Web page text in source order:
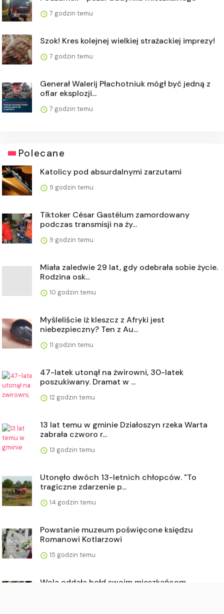
7 godzin temu
Szok! Kres kolejnej wielkiej strażackiej imprezy!
7 godzin temu
Generał Walerij Płachotniuk mógł być jedną z
ofiar eksplozji...
7 godzin temu
Polecane
Katolicy pod absurdalnymi zarzutami
9 godzin temu
Tiktoker César Gastélum zamordowany
podczas transmisji na ży...
9 godzin temu
Miała zaledwie 29 lat, gdy odebrała sobie życie.
Rodzina osk...
10 godzin temu
Myśleliście iż kleszcz z Afryki jest
niebezpieczny? Ten z Au...
11 godzin temu
47-latek utonął na żwirowni, 30-latek
poszukiwany. Dramat w ...
12 godzin temu
13 lat temu w gminie Działoszyn rzeka Warta
zabrała czworo r...
13 godzin temu
Utonęło dwóch 13-letnich chłopców. "To
tragiczne zdarzenie p...
14 godzin temu
Powstanie muzeum poświęcone księdzu
Romanowi Kotlarzowi
15 godzin temu
Wola oddała hołd swoim mieszkańcom.